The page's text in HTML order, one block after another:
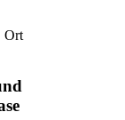
Ort